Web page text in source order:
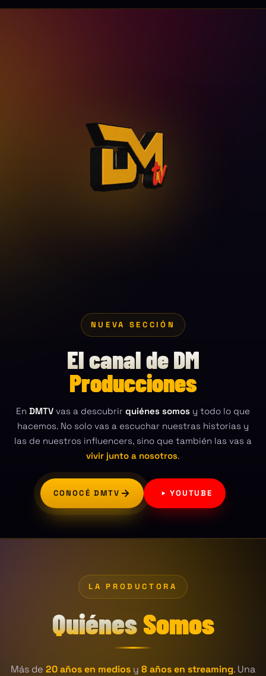
NUEVA SECCIÓN
El canal de DM
Producciones
En DMTV vas a descubrir quiénes somos y todo lo que
hacemos. No solo vas a escuchar nuestras historias y
las de nuestros influencers, sino que también las vas a
vivir junto a nosotros.
CONOCÉ DMTV YOUTUBE
LA PRODUCTORA
QuiénesSomos
Más de 20 años en medios y 8 años en streaming. Una